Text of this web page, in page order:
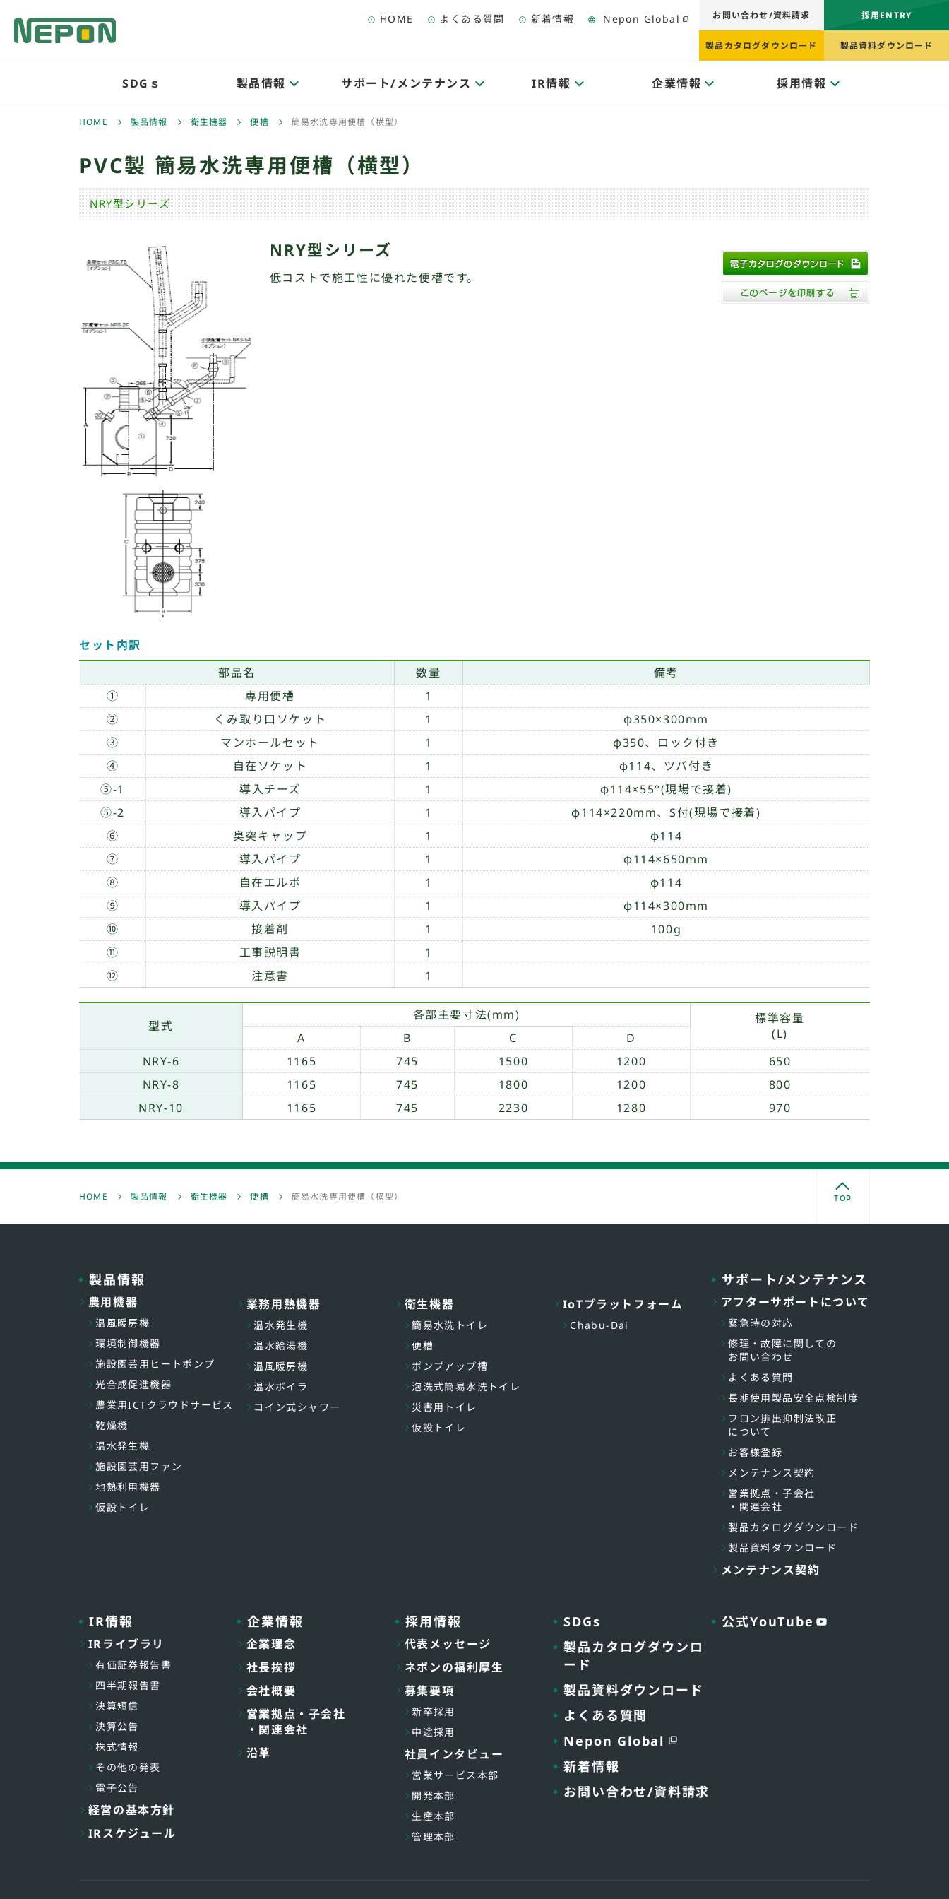
HOME よくある質問 新着情報 Nepon Global お問い合わせ/資料請求
製品カタログダウンロード
採用ENTRY
製品資料ダウンロード
SDGｓ 製品情報 サポート/メンテナンス IR情報 企業情報 採用情報
HOME 製品情報 衛生機器 便槽 簡易水洗専用便槽（横型）
PVC製 簡易水洗専用便槽（横型）
NRY型シリーズ
NRY型シリーズ
低コストで施工性に優れた便槽です。
セット内訳
部品名
数量
備考
①
専用便槽
1
②
くみ取り口ソケット 1
φ350×300mm
③
マンホールセット 1
φ350、ロック付き
④
自在ソケット 1
φ114、ツバ付き
⑤-1
導入チーズ 1
φ114×55°(現場で接着)
⑤-2
導入パイプ 1
φ114×220mm、S付(現場で接着)
⑥
臭突キャップ 1
φ114
⑦
導入パイプ 1
φ114×650mm
⑧
自在エルボ 1
φ114
⑨
導入パイプ 1
φ114×300mm
⑩
接着剤 1
100g
⑪
工事説明書
1
⑫
注意書 1
型式
各部主要寸法(mm)
標準容量
(L)
A B C
D
NRY-6
1165 745 1500 1200
650
NRY-8
1165 745 1800 1200
800
NRY-10
1165 745 2230 1280 970
HOME 製品情報 衛生機器 便槽 簡易水洗専用便槽（横型） TOP
製品情報
農用機器
温風暖房機
環境制御機器
施設園芸用ヒートポンプ
光合成促進機器
農業用ICTクラウドサービス
乾燥機
温水発生機
施設園芸用ファン
地熱利用機器
仮設トイレ
業務用熱機器
温水発生機
温水給湯機
温風暖房機
温水ボイラ
コイン式シャワー
衛生機器
簡易水洗トイレ
便槽
ポンプアップ槽
泡洗式簡易水洗トイレ
災害用トイレ
仮設トイレ
IoTプラットフォーム
Chabu-Dai
サポート/メンテナンス
アフターサポートについて
緊急時の対応
修理・故障に関しての
お問い合わせ
よくある質問
長期使用製品安全点検制度
フロン排出抑制法改正
について
お客様登録
メンテナンス契約
営業拠点・子会社
・関連会社
製品カタログダウンロード
製品資料ダウンロード
メンテナンス契約
IR情報
IRライブラリ
有価証券報告書
四半期報告書
決算短信
決算公告
株式情報
その他の発表
電子公告
経営の基本方針
IRスケジュール
企業情報
企業理念
社長挨拶
会社概要
営業拠点・子会社
・関連会社
沿革
採用情報
代表メッセージ
ネポンの福利厚生
募集要項
新卒採用
中途採用
社員インタビュー
営業サービス本部
開発本部
生産本部
管理本部
SDGs
製品カタログダウンロ
ード
製品資料ダウンロード
よくある質問
Nepon Global
新着情報
お問い合わせ/資料請求
公式YouTube